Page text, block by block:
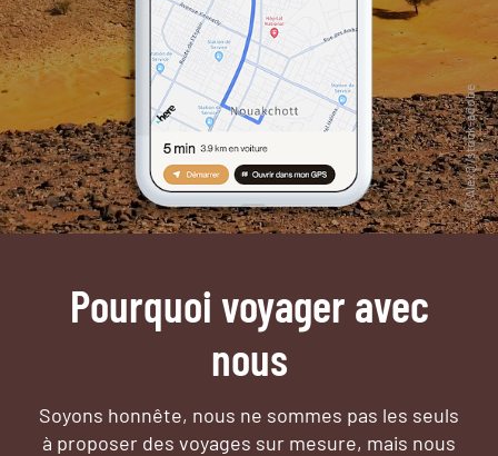
Pourquoi voyager avec
nous
Soyons honnête, nous ne sommes pas les seuls
à proposer des voyages sur mesure, mais nous